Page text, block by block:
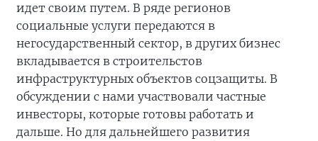
идет своим путем. В ряде регионов
социальные услуги передаются в
негосударственный сектор, в других бизнес
вкладывается в строительстов
инфраструктурных объектов соцзащиты. В
обсуждении с нами участвовали частные
инвесторы, которые готовы работать и
дальше. Но для дальнейшего развития